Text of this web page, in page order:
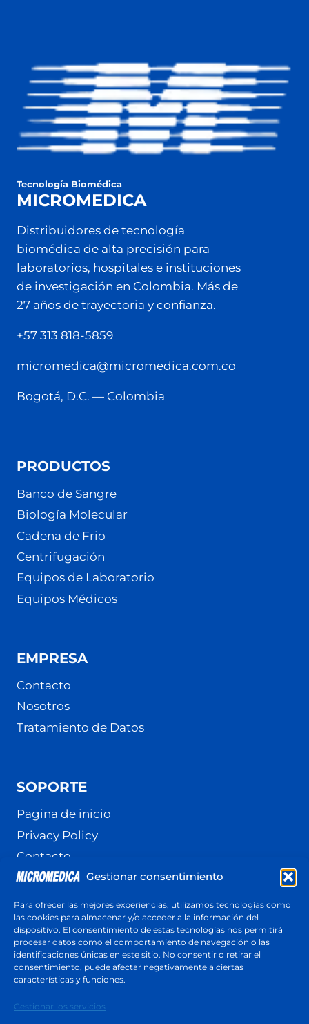
Gestionar consentimiento
Para ofrecer las mejores experiencias, utilizamos tecnologías como
las cookies para almacenar y/o acceder a la información del
dispositivo. El consentimiento de estas tecnologías nos permitirá
procesar datos como el comportamiento de navegación o las
identificaciones únicas en este sitio. No consentir o retirar el
consentimiento, puede afectar negativamente a ciertas
características y funciones.
Gestionar los servicios
Tecnología Biomédica
MICROMEDICA
Distribuidores de tecnología
biomédica de alta precisión para
laboratorios, hospitales e instituciones
de investigación en Colombia. Más de
27 años de trayectoria y confianza.
+57 313 818-5859
micromedica@micromedica.com.co
Bogotá, D.C. — Colombia
PRODUCTOS
Banco de Sangre
Biología Molecular
Cadena de Frio
Centrifugación
Equipos de Laboratorio
Equipos Médicos
EMPRESA
Contacto
Nosotros
Tratamiento de Datos
SOPORTE
Pagina de inicio
Privacy Policy
Contacto
Terminos y Condiciones
Cotización
Respuesta en menos de 24 horas